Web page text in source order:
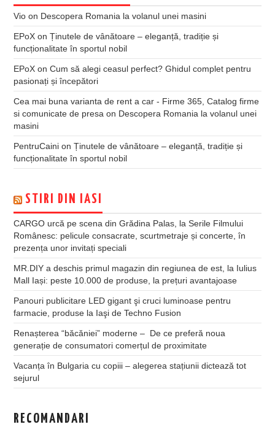
Vio on Descopera Romania la volanul unei masini
EPoX onȚinutele de vânătoare – eleganță, tradiție și
funcționalitate în sportul nobil
EPoX onCum să alegi ceasul perfect? Ghidul complet pentru
pasionați și începători
Cea mai buna varianta de rent a car - Firme 365, Catalog firme
si comunicate de presa on Descopera Romania la volanul unei
masini
PentruCaini onȚinutele de vânătoare – eleganță, tradiție și
funcționalitate în sportul nobil
STIRI DIN IASI
CARGO urcă pe scena din Grădina Palas, la Serile Filmului
Românesc: pelicule consacrate, scurtmetraje și concerte, în
prezența unor invitați speciali
MR.DIY a deschis primul magazin din regiunea de est, la Iulius
Mall Iași: peste 10.000 de produse, la prețuri avantajoase
Panouri publicitare LED gigant şi cruci luminoase pentru
farmacie, produse la Iaşi de Techno Fusion
Renașterea “băcăniei” moderne – De ce preferă noua
generație de consumatori comerțul de proximitate
Vacanța în Bulgaria cu copiii – alegerea stațiunii dictează tot
sejurul
RECOMANDARI